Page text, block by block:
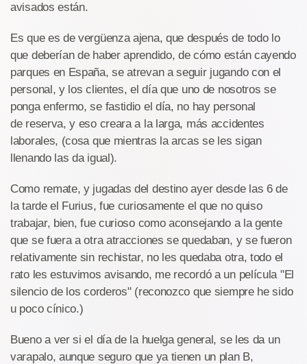
avisados están.
Es que es de vergüenza ajena, que después de todo lo
que deberían de haber aprendido, de cómo están cayendo
parques en España, se atrevan a seguir jugando con el
personal, y los clientes, el día que uno de nosotros se
ponga enfermo, se fastidio el día, no hay personal
de reserva, y eso creara a la larga, más accidentes
laborales, (cosa que mientras la arcas se les sigan
llenando las da igual).
Como remate, y jugadas del destino ayer desde las 6 de
la tarde el Furius, fue curiosamente el que no quiso
trabajar, bien, fue curioso como aconsejando a la gente
que se fuera a otra atracciones se quedaban, y se fueron
relativamente sin rechistar, no les quedaba otra, todo el
rato les estuvimos avisando, me recordó a un película "El
silencio de los corderos" (reconozco que siempre he sido
u poco cínico.)
Bueno a ver si el día de la huelga general, se les da un
varapalo, aunque seguro que ya tienen un plan B,